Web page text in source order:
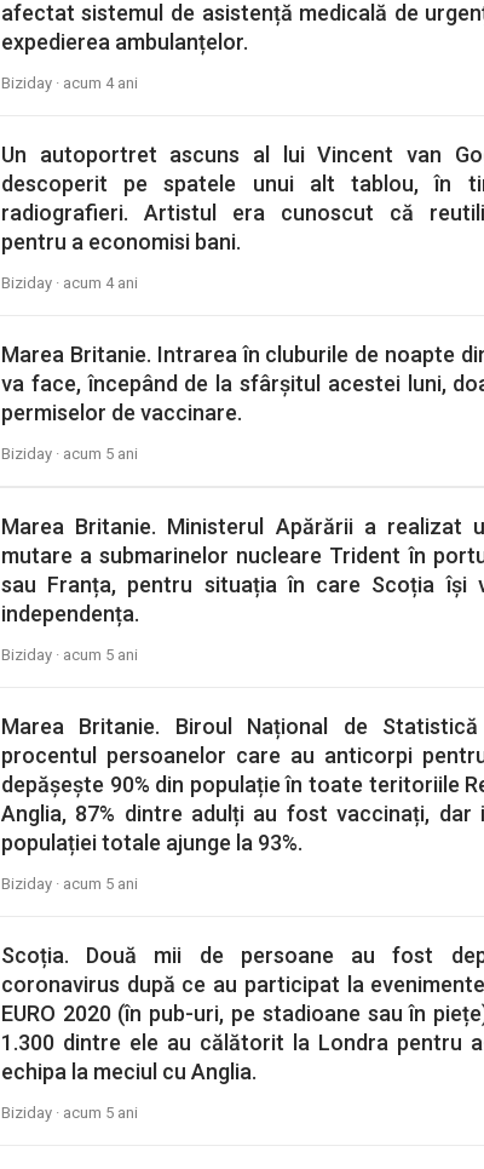
afectat sistemul de asistență medicală de
expedierea ambulanțelor.
Biziday · acum 4 ani
Un autoportret ascuns al lui Vincent van
descoperit pe spatele unui alt tablou, în
radiografieri. Artistul era cunoscut că
pentru a economisi bani.
Biziday · acum 4 ani
Marea Britanie. Intrarea în cluburile de noapte
va face, începând de la sfârșitul acestei luni,
permiselor de vaccinare.
Biziday · acum 5 ani
Marea Britanie. Ministerul Apărării a realizat
mutare a submarinelor nucleare Trident în
sau Franța, pentru situația în care Scoția își
independența.
Biziday · acum 5 ani
Marea Britanie. Biroul Național de
procentul persoanelor care au anticorpi
depășește 90% din populație în toate teritoriile
Anglia, 87% dintre adulți au fost vaccinați, dar
populației totale ajunge la 93%.
Biziday · acum 5 ani
Scoția. Două mii de persoane au fost
coronavirus după ce au participat la
EURO 2020 (în pub-uri, pe stadioane sau în
1.300 dintre ele au călătorit la Londra pentru
echipa la meciul cu Anglia.
Biziday · acum 5 ani